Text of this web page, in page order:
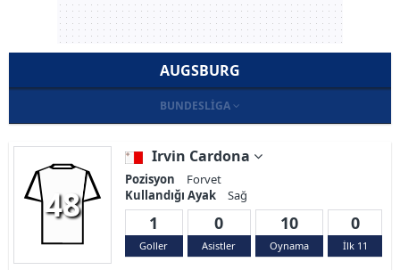
AUGSBURG
BUNDESLIGA
48
Irvin Cardona
Pozisyon
Forvet
Kullandığı Ayak
Sağ
1
Goller
0
Asistler
10
Oynama
0
İlk 11